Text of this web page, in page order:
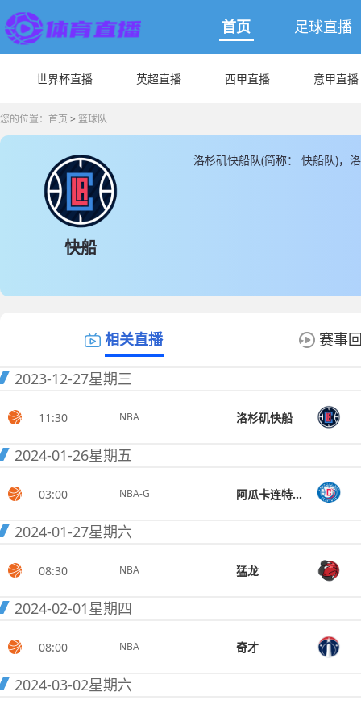
首页 足球直播
世界杯直播 英超直播 西甲直播 意甲直播
您的位置： 首页 > 篮球队
快船
洛杉矶快船队(简称： 快船队)，
相关直播 赛事
2023-12-27星期三
11:30 NBA 洛杉矶快船
2024-01-26星期五
03:00 NBA-G 阿瓜卡连特快船
2024-01-27星期六
08:30 NBA 猛龙
2024-02-01星期四
08:00 NBA 奇才
2024-03-02星期六